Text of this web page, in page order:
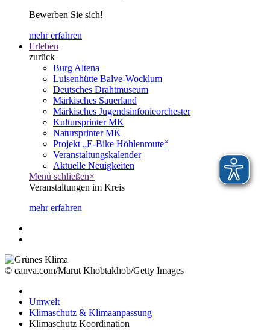
Bewerben Sie sich!
mehr erfahren
Erleben
zurück
Burg Altena
Luisenhütte Balve-Wocklum
Deutsches Drahtmuseum
Märkisches Sauerland
Märkisches Jugendsinfonieorchester
Kultursprinter MK
Natursprinter MK
Projekt „E-Bike Höhlenroute“
Veranstaltungskalender
Aktuelle Neuigkeiten
Menü schließen×
Veranstaltungen im Kreis
mehr erfahren
© canva.com/Marut Khobtakhob/Getty Images
Umwelt
Klimaschutz & Klimaanpassung
Klimaschutz Koordination